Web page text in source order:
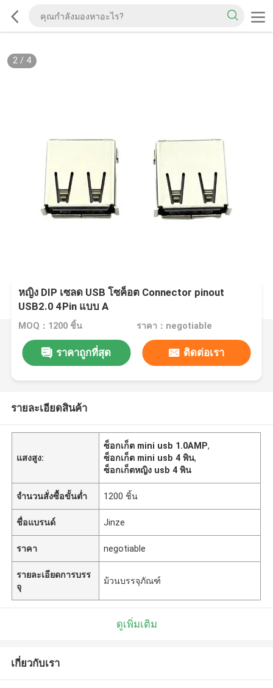
2/ 4
หญิง DIP เซลด USB โซค็อต Connector pinout
USB2.0 4Pin แบบ A
MOQ：1200 ชิ้น ราคา：negotiable
ราคาถูกที่สุด ติดต่อเรา
รายละเอียดสินค้า
แสงสูง:
ซ็อกเก็ต mini usb 1.0AMP,
ซ็อกเก็ต mini usb 4 พิน,
ซ็อกเก็ตหญิง usb 4 พิน
จำนวนสั่งซื้อขั้นต่ำ 1200 ชิ้น
ชื่อแบรนด์ Jinze
ราคา negotiable
รายละเอียดการบรร
จุ
ม้วนบรรจุภัณฑ์
ดูเพิ่มเติม
เกี่ยวกับเรา